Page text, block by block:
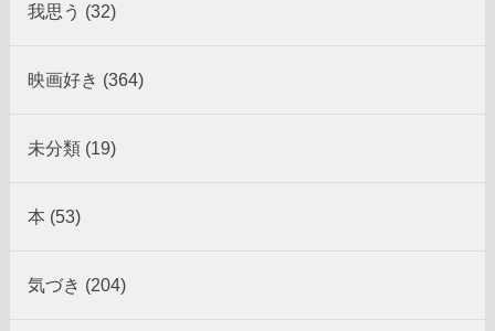
我思う (32)
映画好き (364)
未分類 (19)
本 (53)
気づき (204)